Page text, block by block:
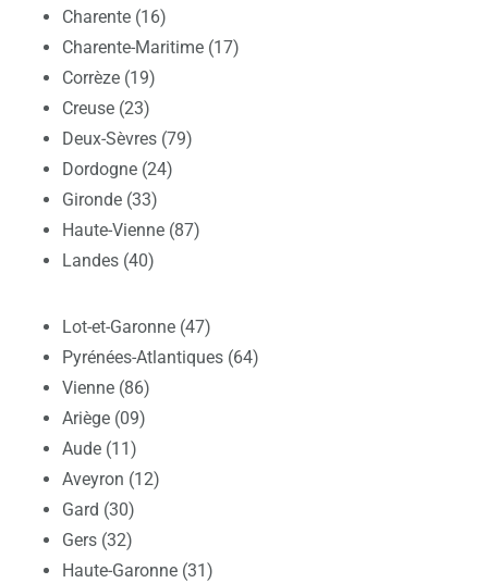
Charente (16)
Charente-Maritime (17)
Corrèze (19)
Creuse (23)
Deux-Sèvres (79)
Dordogne (24)
Gironde (33)
Haute-Vienne (87)
Landes (40)
Lot-et-Garonne (47)
Pyrénées-Atlantiques (64)
Vienne (86)
Ariège (09)
Aude (11)
Aveyron (12)
Gard (30)
Gers (32)
Haute-Garonne (31)